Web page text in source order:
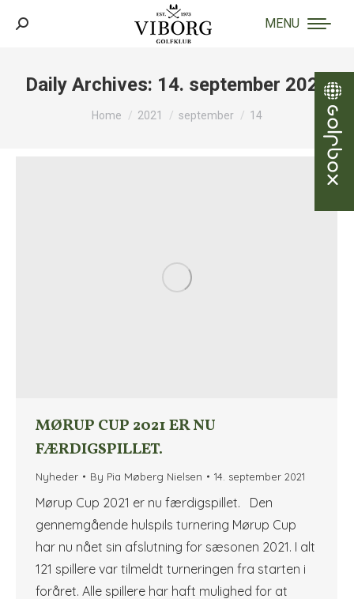
MENU
Search:
Daily Archives: 14. september 2021
You are here:
Home 2021 september 14
MØRUP CUP 2021 ER NU
FÆRDIGSPILLET.
Nyheder By Pia Møberg Nielsen 14. september 2021
Mørup Cup 2021 er nu færdigspillet. Den
gennemgående hulspils turnering Mørup Cup
har nu nået sin afslutning for sæsonen 2021. I alt
121 spillere var tilmeldt turneringen fra starten i
foråret. Alle spillere har haft mulighed for at